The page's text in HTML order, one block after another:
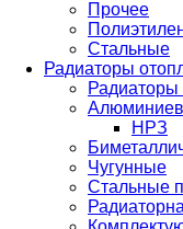
Прочее
Стальные
Радиаторы
Радиаторы
НРЗ
Чугунные
Стальные